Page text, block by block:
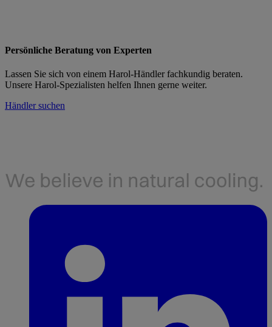
Persönliche Beratung von Experten
Lassen Sie sich von einem Harol-Händler fachkundig beraten.
Unsere Harol-Spezialisten helfen Ihnen gerne weiter.
Händler suchen